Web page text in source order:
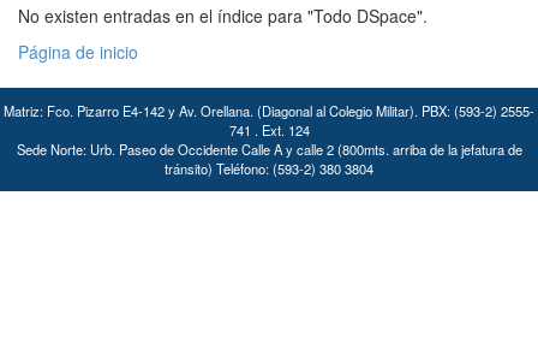
No existen entradas en el índice para "Todo DSpace".
Página de inicio
Matriz: Fco. Pizarro E4-142 y Av. Orellana. (Diagonal al Colegio Militar). PBX: (593-2) 2555-
741 . Ext. 124
Sede Norte: Urb. Paseo de Occidente Calle A y calle 2 (800mts. arriba de la jefatura de
tránsito) Teléfono: (593-2) 380 3804